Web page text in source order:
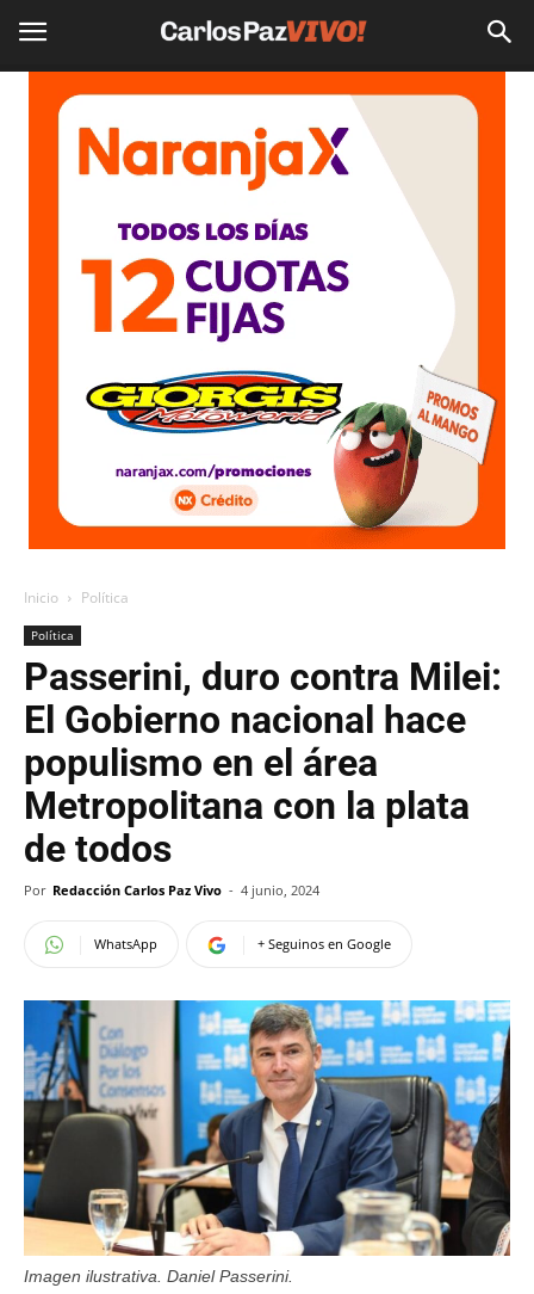
Inicio Política
Política
Passerini, duro contra Milei:
El Gobierno nacional hace
populismo en el área
Metropolitana con la plata
de todos
Por Redacción Carlos Paz Vivo - 4 junio, 2024
WhatsApp + Seguinos en Google
Imagen ilustrativa. Daniel Passerini.